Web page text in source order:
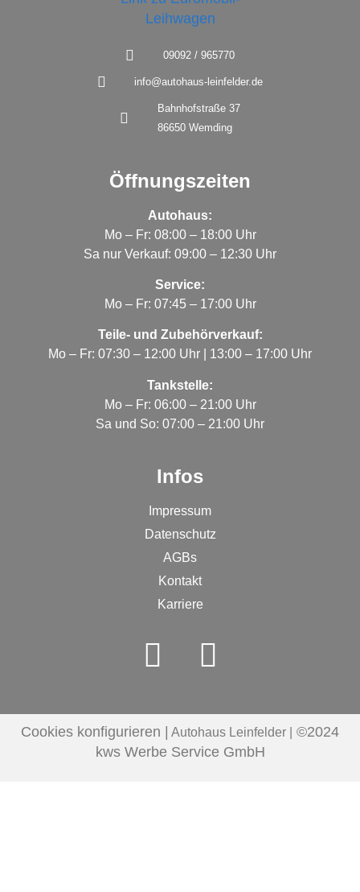
09092 / 965770
info@autohaus-leinfelder.de
Bahnhofstraße 37
86650 Wemding
Öffnungszeiten
Autohaus:
Mo – Fr: 08:00 – 18:00 Uhr
Sa nur Verkauf: 09:00 – 12:30 Uhr
Service:
Mo – Fr: 07:45 – 17:00 Uhr
Teile- und Zubehörverkauf:
Mo – Fr: 07:30 – 12:00 Uhr | 13:00 – 17:00 Uhr
Tankstelle:
Mo – Fr: 06:00 – 21:00 Uhr
Sa und So: 07:00 – 21:00 Uhr
Infos
Impressum
Datenschutz
AGBs
Kontakt
Karriere
Cookies konfigurieren | Autohaus Leinfelder |
©2024
kws Werbe Service GmbH